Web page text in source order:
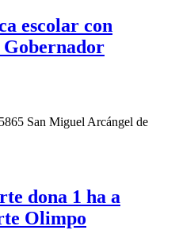
escolar con
Gobernador
San Miguel Arcángel de
dona 1 ha a
Olimpo